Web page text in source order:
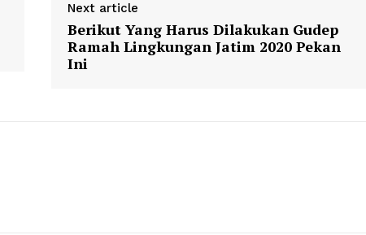
Next article
Berikut Yang Harus Dilakukan Gudep
Ramah Lingkungan Jatim 2020 Pekan
Ini